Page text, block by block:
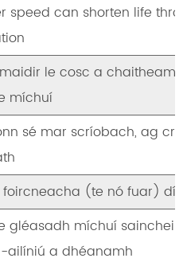
speed can shorten life
le cosc ​​a
míchuí
sé mar scríobach, ag
foircneacha (te nó fuar)
gléasadh míchuí
ailíniú a dhéanamh